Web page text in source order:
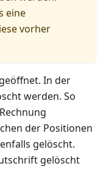
eine
vorher
In der
werden. So
der Positionen
gelöscht.
gelöscht